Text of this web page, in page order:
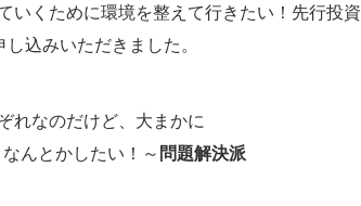
いくために環境を整えて行きたい！先行投資
し込みいただきました。
れなのだけど、大まかに
んとかしたい！～ 問題解決派